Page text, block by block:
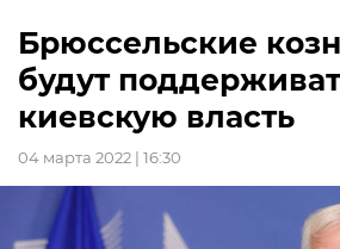
Брюссельские
будут
киевскую власть
04 марта 2022 | 16:30